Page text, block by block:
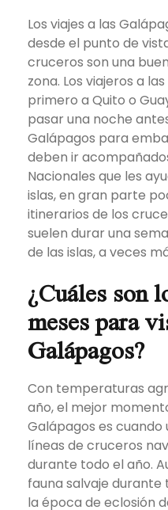
Los viajes a las
desde el punto de
cruceros son una
zona. Los viajeros a
primero a Quito o
pasar una noche
Galápagos para
deben ir
Nacionales que les
islas, en gran parte
itinerarios de los
suelen durar una
de las islas, a veces
¿Cuáles son
meses para
Galápagos?
Con temperaturas
año, el mejor
Galápagos es cuando
líneas de cruceros
durante todo el año.
fauna salvaje durante
la época de eclosión